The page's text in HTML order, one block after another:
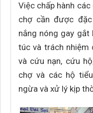
Việc chấp hành
chợ cần được
nắng nóng gay gắt
túc và trách nhiệm
và cứu nạn, cứu
chợ và các hộ
ngừa và xử lý kịp